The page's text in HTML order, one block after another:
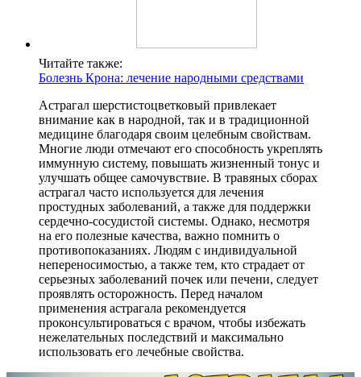
Читайте также:
Болезнь Крона: лечение народными средствами
Астрагал шерстистоцветковый привлекает
внимание как в народной, так и в традиционной
медицине благодаря своим целебным свойствам.
Многие люди отмечают его способность укреплять
иммунную систему, повышать жизненный тонус и
улучшать общее самочувствие. В травяных сборах
астрагал часто используется для лечения
простудных заболеваний, а также для поддержки
сердечно-сосудистой системы. Однако, несмотря
на его полезные качества, важно помнить о
противопоказаниях. Людям с индивидуальной
непереносимостью, а также тем, кто страдает от
серьезных заболеваний почек или печени, следует
проявлять осторожность. Перед началом
применения астрагала рекомендуется
проконсультироваться с врачом, чтобы избежать
нежелательных последствий и максимально
использовать его лечебные свойства.